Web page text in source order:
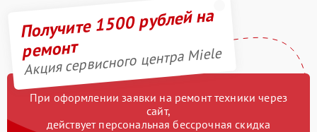
Получите 1500 рублей на
ремонт
Акция сервисного центра Miele
При оформлении заявки на ремонт техники через
сайт,
действует персональная бессрочная скидка